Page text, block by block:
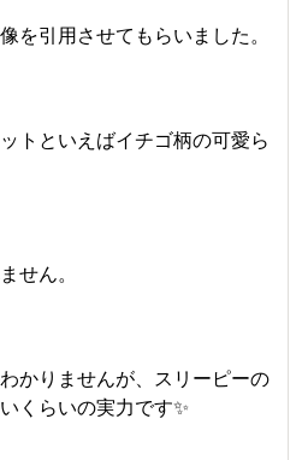
を引用させてもらいました。
トといえばイチゴ柄の可愛ら
せん。
かりませんが、スリーピーの
くらいの実力です✨